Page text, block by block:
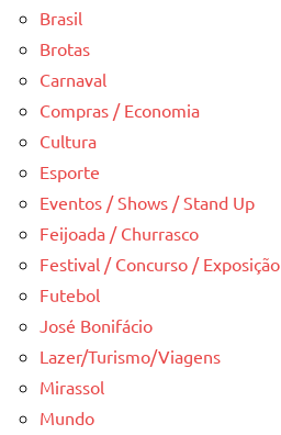
Brasil
Brotas
Carnaval
Compras / Economia
Cultura
Esporte
Eventos / Shows / Stand Up
Feijoada / Churrasco
Festival / Concurso / Exposição
Futebol
José Bonifácio
Lazer/Turismo/Viagens
Mirassol
Mundo